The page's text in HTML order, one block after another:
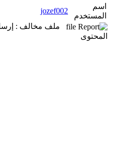
اسم
المستخدم
jozef002
ملف مخالف :
المحتوى